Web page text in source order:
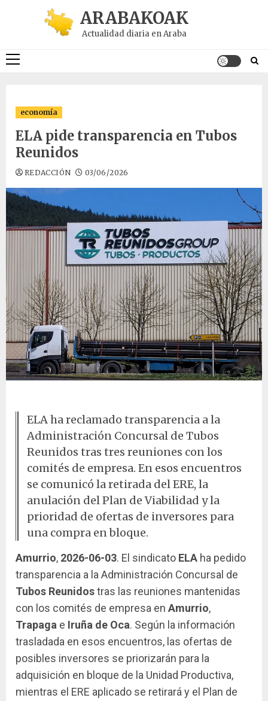
ARABAKOAK
Actualidad diaria en Araba
Menú
economía
ELA pide transparencia en Tubos
Reunidos
REDACCIÓN 03/06/2026
ELA ha reclamado transparencia a la
Administración Concursal de Tubos
Reunidos tras tres reuniones con los
comités de empresa. En esos encuentros
se comunicó la retirada del ERE, la
anulación del Plan de Viabilidad y la
prioridad de ofertas de inversores para
una compra en bloque.
Amurrio, 2026-06-03. El sindicato ELA ha pedido
transparencia a la Administración Concursal de
Tubos Reunidostras las reuniones mantenidas
con los comités de empresa en Amurrio,
Trapaga e Iruña de Oca. Según la información
trasladada en esos encuentros, las ofertas de
posibles inversores se priorizarán para la
adquisición en bloque de la Unidad Productiva,
mientras el ERE aplicado se retirará y el Plan de